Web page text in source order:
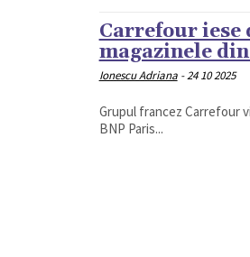
Carrefour iese
magazinele
Ionescu Adriana - 24 10 2025
Grupul francez Carrefour
BNP Paris...